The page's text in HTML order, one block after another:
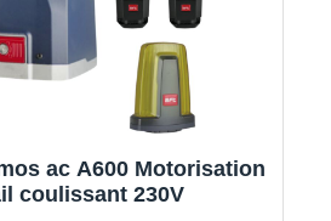
motorisation de portail
– Charge maximale 400